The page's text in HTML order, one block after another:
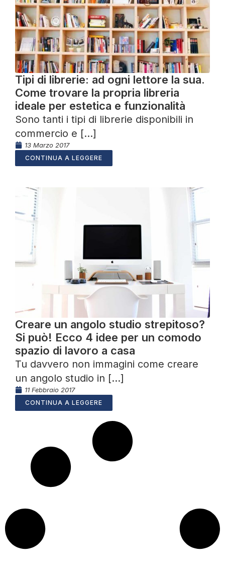
Tipi di librerie: ad ogni lettore la sua.
Come trovare la propria libreria
ideale per estetica e funzionalità
Sono tanti i tipi di librerie disponibili in
commercio e [...]
13 Marzo 2017
CONTINUA A LEGGERE
Creare un angolo studio strepitoso?
Si può! Ecco 4 idee per un comodo
spazio di lavoro a casa
Tu davvero non immagini come creare
un angolo studio in [...]
11 Febbraio 2017
CONTINUA A LEGGERE